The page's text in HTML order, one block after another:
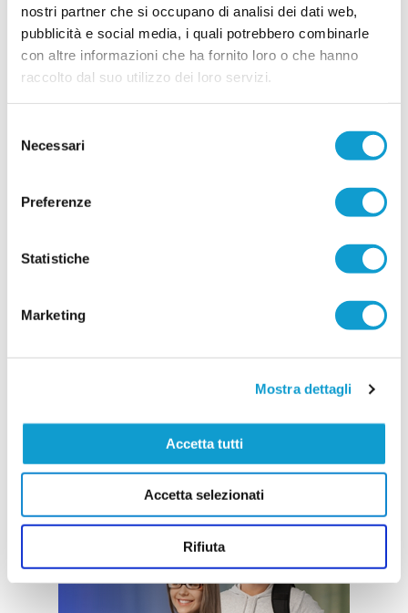
nostri partner che si occupano di analisi dei dati web,
pubblicità e social media, i quali potrebbero combinarle
con altre informazioni che ha fornito loro o che hanno
raccolto dal suo utilizzo dei loro servizi.
delNecessari
Preferenze
Statistiche
Marketing
Mostra dettagli
Accetta tutti
Accetta selezionati
Rifiuta
VILLA MUSONE molto attivo sul mercato: le
ultime novità
Il Villa Musone prosegue la costruzione della
rosa in vista della stagione 2026-2027, puntando